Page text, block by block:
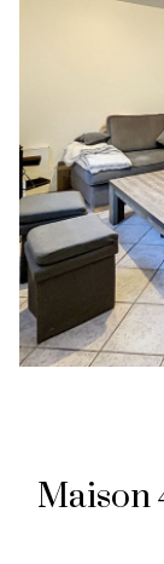
Maison 4 pièce(s) 3 chambre(s)